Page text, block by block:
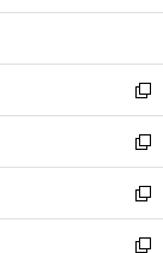
開
ウ
開
く
ン
ウ
で
開
く
ウ
ン
ド
ウ
で
開
く
新
し
い
ウ
ィ
ン
ド
新
し
い
ウ
ィ
新
し
い